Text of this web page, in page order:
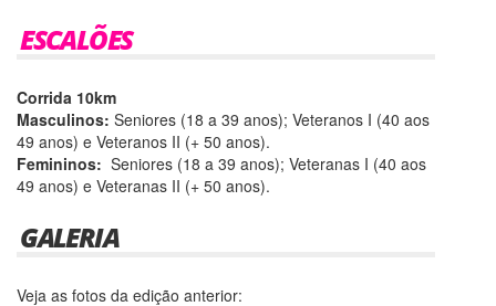
ESCALÕES
Corrida 10km
Masculinos: Seniores (18 a 39 anos); Veteranos I (40 aos
49 anos) e Veteranos II (+ 50 anos).
Femininos: Seniores (18 a 39 anos); Veteranas I (40 aos
49 anos) e Veteranas II (+ 50 anos).
GALERIA
Veja as fotos da edição anterior: